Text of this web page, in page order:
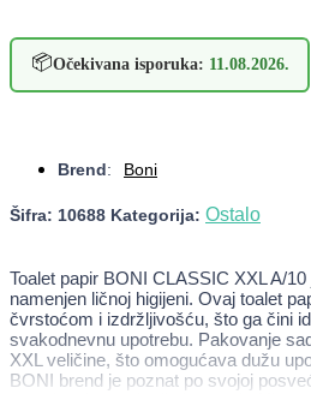
📦Očekivana isporuka: 11.08.2026.
Brend: Boni
Šifra: 10688 Kategorija: Ostalo
Toalet papir BONI CLASSIC XXL A/
namenjen ličnoj higijeni. Ovaj toalet
čvrstoćom i izdržljivošću, što ga čini
svakodnevnu upotrebu. Pakovanje
XXL veličine, što omogućava dužu
BONI brend je poznat po svojoj